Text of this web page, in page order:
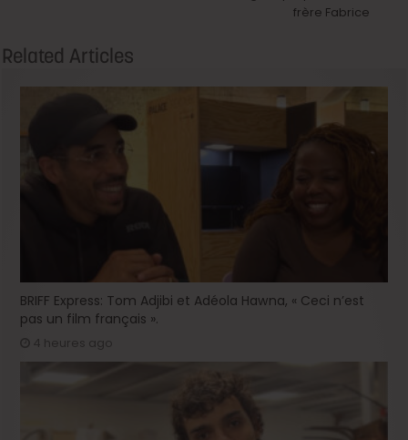
frère Fabrice
Related Articles
BRIFF Express: Tom Adjibi et Adéola Hawna, « Ceci n’est
pas un film français ».
4 heures ago